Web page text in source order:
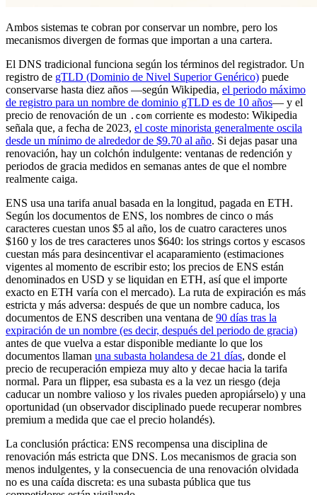
Ambos sistemas te cobran por conservar un nombre, pero los
mecanismos divergen de formas que importan a una cartera.
El DNS tradicional funciona según los términos del registrador. Un
registro de gTLD (Dominio de Nivel Superior Genérico) puede
conservarse hasta diez años —según Wikipedia, el periodo máximo
de registro para un nombre de dominio gTLD es de 10 años— y el
precio de renovación de un .com corriente es modesto: Wikipedia
señala que, a fecha de 2023, el coste minorista generalmente oscila
desde un mínimo de alrededor de $9.70 al año. Si dejas pasar una
renovación, hay un colchón indulgente: ventanas de redención y
periodos de gracia medidos en semanas antes de que el nombre
realmente caiga.
ENS usa una tarifa anual basada en la longitud, pagada en ETH.
Según los documentos de ENS, los nombres de cinco o más
caracteres cuestan unos $5 al año, los de cuatro caracteres unos
$160 y los de tres caracteres unos $640: los strings cortos y escasos
cuestan más para desincentivar el acaparamiento (estimaciones
vigentes al momento de escribir esto; los precios de ENS están
denominados en USD y se liquidan en ETH, así que el importe
exacto en ETH varía con el mercado). La ruta de expiración es más
estricta y más adversa: después de que un nombre caduca, los
documentos de ENS describen una ventana de 90 días tras la
expiración de un nombre (es decir, después del periodo de gracia)
antes de que vuelva a estar disponible mediante lo que los
documentos llaman una subasta holandesa de 21 días, donde el
precio de recuperación empieza muy alto y decae hacia la tarifa
normal. Para un flipper, esa subasta es a la vez un riesgo (deja
caducar un nombre valioso y los rivales pueden apropiárselo) y una
oportunidad (un observador disciplinado puede recuperar nombres
premium a medida que cae el precio holandés).
La conclusión práctica: ENS recompensa una disciplina de
renovación más estricta que DNS. Los mecanismos de gracia son
menos indulgentes, y la consecuencia de una renovación olvidada
no es una caída discreta: es una subasta pública que tus